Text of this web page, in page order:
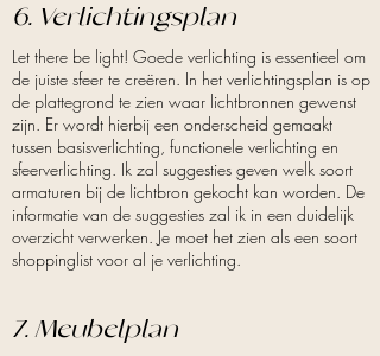
6. Verlichtingsplan
Let there be light! Goede verlichting is essentieel om
de juiste sfeer te creëren. In het verlichtingsplan is op
de plattegrond te zien waar lichtbronnen gewenst
zijn. Er wordt hierbij een onderscheid gemaakt
tussen basisverlichting, functionele verlichting en
sfeerverlichting. Ik zal suggesties geven welk soort
armaturen bij de lichtbron gekocht kan worden. De
informatie van de suggesties zal ik in een duidelijk
overzicht verwerken. Je moet het zien als een soort
shoppinglist voor al je verlichting.
7. Meubelplan